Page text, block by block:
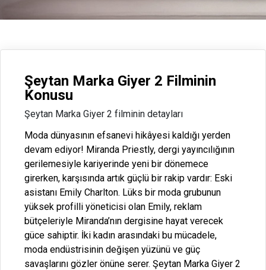
Şeytan Marka Giyer 2 Filminin
Konusu
Şeytan Marka Giyer 2 filminin detayları
Moda dünyasının efsanevi hikâyesi kaldığı yerden
devam ediyor! Miranda Priestly, dergi yayıncılığının
gerilemesiyle kariyerinde yeni bir dönemece
girerken, karşısında artık güçlü bir rakip vardır: Eski
asistanı Emily Charlton. Lüks bir moda grubunun
yüksek profilli yöneticisi olan Emily, reklam
bütçeleriyle Miranda’nın dergisine hayat verecek
güce sahiptir. İki kadın arasındaki bu mücadele,
moda endüstrisinin değişen yüzünü ve güç
savaşlarını gözler önüne serer. Şeytan Marka Giyer 2